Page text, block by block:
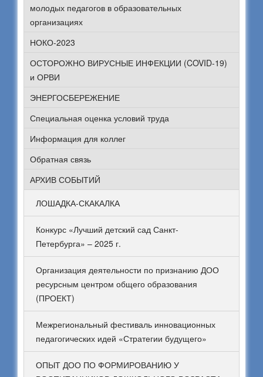
молодых педагогов в образовательных
организациях
НОКО-2023
ОСТОРОЖНО ВИРУСНЫЕ ИНФЕКЦИИ (COVID-19)
и ОРВИ
ЭНЕРГОСБЕРЕЖЕНИЕ
Специальная оценка условий труда
Информация для коллег
Обратная связь
АРХИВ СОБЫТИЙ
ЛОШАДКА-СКАКАЛКА
Конкурс «Лучший детский сад Санкт-
Петербурга» – 2025 г.
Организация деятельности по признанию ДОО
ресурсным центром общего образования
(ПРОЕКТ)
Межрегиональный фестиваль инновационных
педагогических идей «Стратегии будущего»
ОПЫТ ДОО ПО ФОРМИРОВАНИЮ У